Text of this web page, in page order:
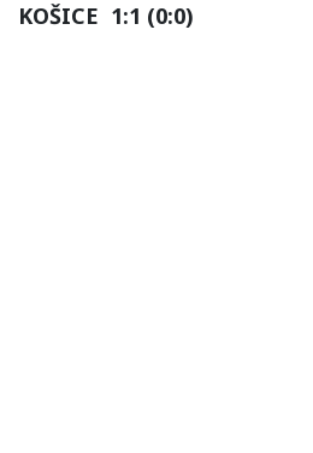
KOŠICE 1:1 (0:0)